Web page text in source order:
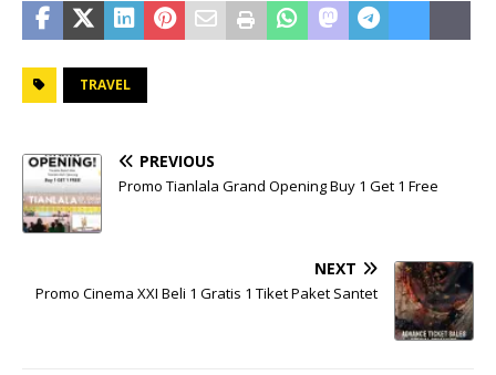
TRAVEL
PREVIOUS
Promo Tianlala Grand Opening Buy 1 Get 1 Free
NEXT
Promo Cinema XXI Beli 1 Gratis 1 Tiket Paket Santet